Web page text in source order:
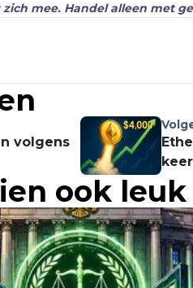
mee. Handel alleen met
volgens
ook leuk